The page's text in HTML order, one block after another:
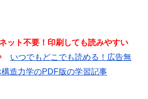
ット不要！印刷しても読みやすい
いつでもどこでも読める！広告無
造力学のPDF版の学習記事